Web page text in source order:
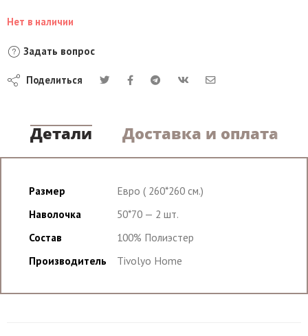
Нет в наличии
Задать вопрос
Поделиться
Детали Доставка и оплата
Размер
Евро ( 260*260 см.)
Наволочка
50*70 — 2 шт.
Состав
100% Полиэстер
Производитель
Tivolyo Home